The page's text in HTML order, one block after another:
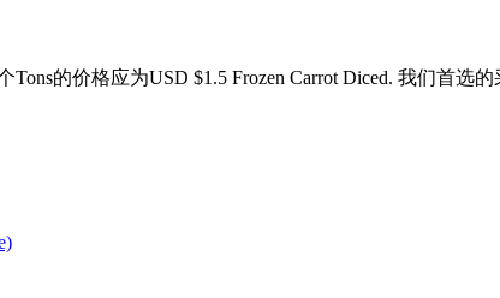
的价格应为USD $1.5 Frozen Carrot Diced. 我们首